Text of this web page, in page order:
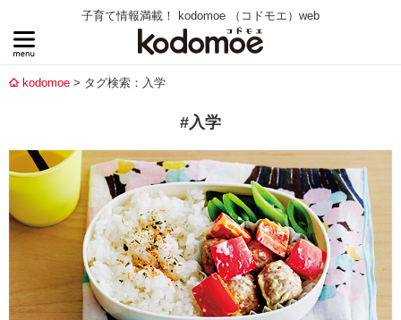
子育て情報満載！ kodomoe （コドモエ）web
kodomoe タグ検索：入学
#入学